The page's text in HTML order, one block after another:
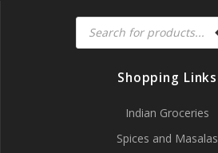
Products
search
Shopping Links
Indian Groceries
Spices and Masalas